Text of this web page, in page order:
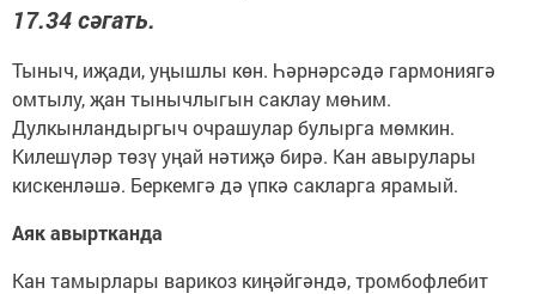
17.34 сәгать.
Тыныч, иҗади, уңышлы көн. Һәрнәрсәдә гармониягә
омтылу, җан тынычлыгын саклау мөһим.
Дулкынландыргыч очрашулар булырга мөмкин.
Килешүләр төзү уңай нәтиҗә бирә. Кан авырулары
кискенләшә. Беркемгә дә үпкә сакларга ярамый.
Аяк авыртканда
Кан тамырлары варикоз киңәйгәндә, тромбофлебит